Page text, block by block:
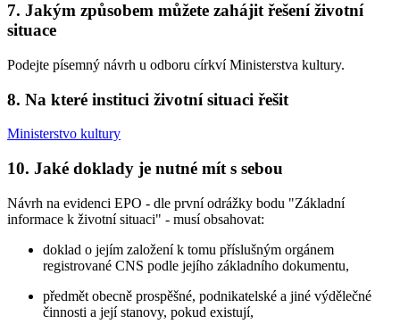
7. Jakým způsobem můžete zahájit řešení životní
situace
Podejte písemný návrh u odboru církví Ministerstva kultury.
8. Na které instituci životní situaci řešit
Ministerstvo kultury
10. Jaké doklady je nutné mít s sebou
Návrh na evidenci EPO - dle první odrážky bodu "Základní
informace k životní situaci" - musí obsahovat:
doklad o jejím založení k tomu příslušným orgánem
registrované CNS podle jejího základního dokumentu,
předmět obecně prospěšné, podnikatelské a jiné výdělečné
činnosti a její stanovy, pokud existují,